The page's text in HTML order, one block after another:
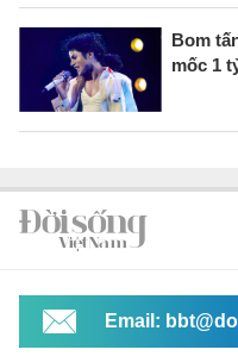
Bom
mốc 1
Email: